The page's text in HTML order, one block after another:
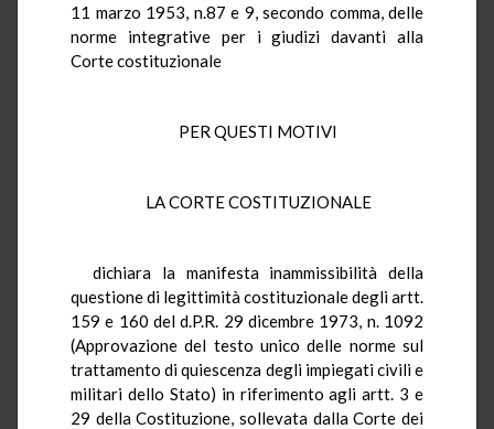
11 marzo 1953, n.87 e 9, secondo comma, delle
norme integrative per i giudizi davanti alla
Corte costituzionale
PER QUESTI MOTIVI
LA CORTE COSTITUZIONALE
dichiara la manifesta inammissibilità della
questione di legittimità costituzionale degli artt.
159 e 160 del d.P.R. 29 dicembre 1973, n. 1092
(Approvazione del testo unico delle norme sul
trattamento di quiescenza degli impiegati civili e
militari dello Stato) in riferimento agli artt. 3 e
29 della Costituzione, sollevata dalla Corte dei